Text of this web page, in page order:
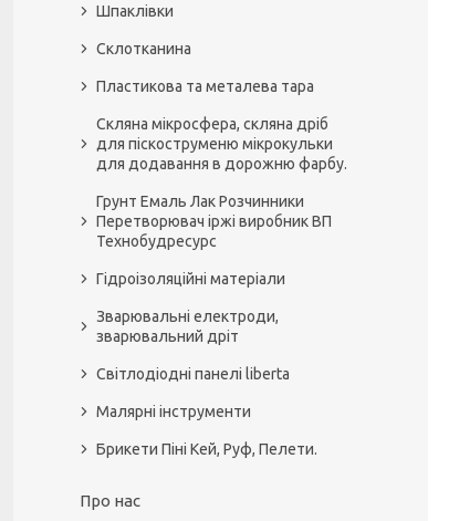
Шпаклівки
Склотканина
Пластикова та металева тара
Скляна мікросфера, скляна дріб
для піскоструменю мікрокульки
для додавання в дорожню фарбу.
Грунт Емаль Лак Розчинники
Перетворювач іржі виробник ВП
Технобудресурс
Гідроізоляційні матеріали
Зварювальні електроди,
зварювальний дріт
Світлодіодні панелі liberta
Малярні інструменти
Брикети Піні Кей, Руф, Пелети.
Про нас